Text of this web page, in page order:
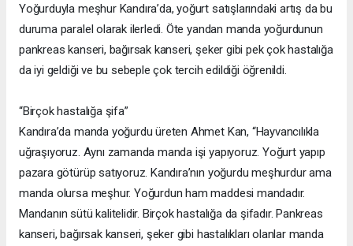
Yoğurduyla meşhur Kandıra’da, yoğurt satışlarındaki artış da bu
duruma paralel olarak ilerledi. Öte yandan manda yoğurdunun
pankreas kanseri, bağırsak kanseri, şeker gibi pek çok hastalığa
da iyi geldiği ve bu sebeple çok tercih edildiği öğrenildi.
“Birçok hastalığa şifa”
Kandıra’da manda yoğurdu üreten Ahmet Kan, “Hayvancılıkla
uğraşıyoruz. Aynı zamanda manda işi yapıyoruz. Yoğurt yapıp
pazara götürüp satıyoruz. Kandıra’nın yoğurdu meşhurdur ama
manda olursa meşhur. Yoğurdun ham maddesi mandadır.
Mandanın sütü kalitelidir. Birçok hastalığa da şifadır. Pankreas
kanseri, bağırsak kanseri, şeker gibi hastalıkları olanlar manda